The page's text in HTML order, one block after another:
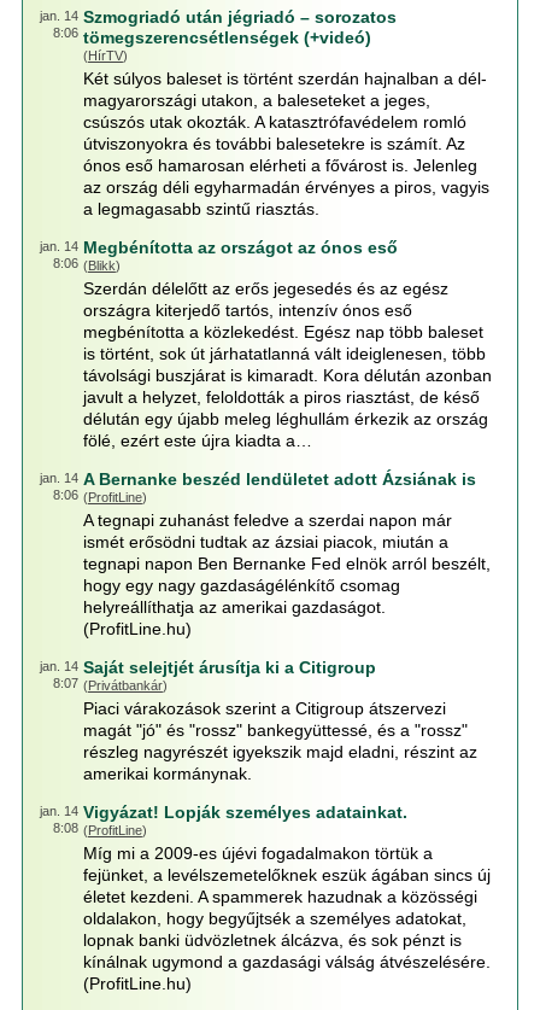
jan. 14
8:06
Szmogriadó után jégriadó – sorozatos
tömegszerencsétlenségek (+videó)
(HírTV)
Két súlyos baleset is történt szerdán hajnalban a dél-
magyarországi utakon, a baleseteket a jeges,
csúszós utak okozták. A katasztrófavédelem romló
útviszonyokra és további balesetekre is számít. Az
ónos eső hamarosan elérheti a fővárost is. Jelenleg
az ország déli egyharmadán érvényes a piros, vagyis
a legmagasabb szintű riasztás.
jan. 14
8:06
Megbénította az országot az ónos eső
(Blikk)
Szerdán délelőtt az erős jegesedés és az egész
országra kiterjedő tartós, intenzív ónos eső
megbénította a közlekedést. Egész nap több baleset
is történt, sok út járhatatlanná vált ideiglenesen, több
távolsági buszjárat is kimaradt. Kora délután azonban
javult a helyzet, feloldották a piros riasztást, de késő
délután egy újabb meleg léghullám érkezik az ország
fölé, ezért este újra kiadta a…
jan. 14
8:06
A Bernanke beszéd lendületet adott Ázsiának is
(ProfitLine)
A tegnapi zuhanást feledve a szerdai napon már
ismét erősödni tudtak az ázsiai piacok, miután a
tegnapi napon Ben Bernanke Fed elnök arról beszélt,
hogy egy nagy gazdaságélénkítő csomag
helyreállíthatja az amerikai gazdaságot.
(ProfitLine.hu)
jan. 14
8:07
Saját selejtjét árusítja ki a Citigroup
(Privátbankár)
Piaci várakozások szerint a Citigroup átszervezi
magát "jó" és "rossz" bankegyüttessé, és a "rossz"
részleg nagyrészét igyekszik majd eladni, részint az
amerikai kormánynak.
jan. 14
8:08
Vigyázat! Lopják személyes adatainkat.
(ProfitLine)
Míg mi a 2009-es újévi fogadalmakon törtük a
fejünket, a levélszemetelőknek eszük ágában sincs új
életet kezdeni. A spammerek hazudnak a közösségi
oldalakon, hogy begyűjtsék a személyes adatokat,
lopnak banki üdvözletnek álcázva, és sok pénzt is
kínálnak ugymond a gazdasági válság átvészelésére.
(ProfitLine.hu)